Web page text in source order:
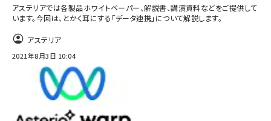
アステリアでは各製品ホワイトペーパー、解説書、講演資料などをご提供して
います。今回は、とかく耳にする「データ連携」について解説します。
アステリア
2021年8月3日 10:04